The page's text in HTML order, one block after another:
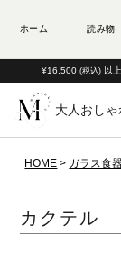
¥16,500 (税込) 以
大人おし
HOME ガラス食
カクテル